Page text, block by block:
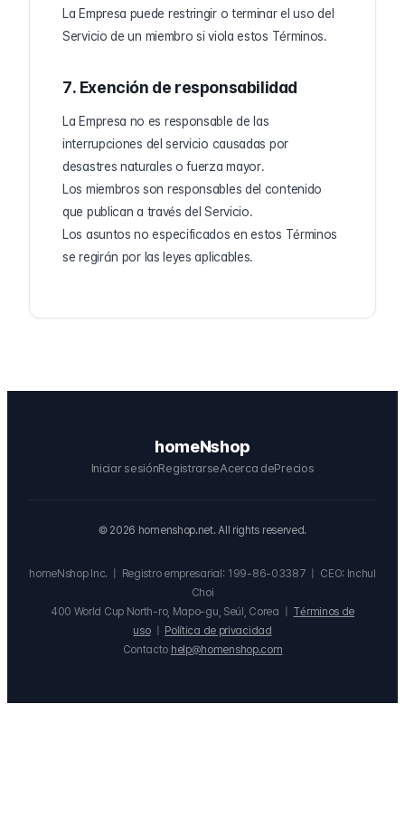
La Empresa puede restringir o terminar el uso del
Servicio de un miembro si viola estos Términos.
7. Exención de responsabilidad
La Empresa no es responsable de las
interrupciones del servicio causadas por
desastres naturales o fuerza mayor.
Los miembros son responsables del contenido
que publican a través del Servicio.
Los asuntos no especificados en estos Términos
se regirán por las leyes aplicables.
homeNshop
Iniciar sesiónRegistrarseAcerca dePrecios
© 2026 homenshop.net. All rights reserved.
homeNshop Inc. Registro empresarial: 199-86-03387
CEO: Inchul
Choi
400 World Cup North-ro, Mapo-gu, Seúl, Corea
Términos de
uso
Política de privacidad
Contacto help@homenshop.com